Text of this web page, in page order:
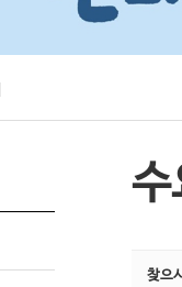
수
찾으